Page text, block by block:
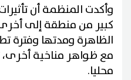
وأكدت المنظمة أن
كبير من منطقة إلى
الظاهرة ومدتها وفترة
مع ظواهر مناخية أخرى،
محليا.